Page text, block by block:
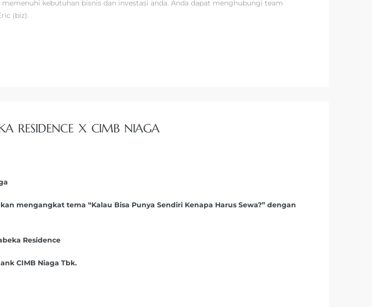
kebutuhan bisnis dan investasi anda. Anda dapat menghubungi team
(biz).
RESIDENCE X CIMB NIAGA
mengangkat tema “Kalau Bisa Punya Sendiri Kenapa Harus Sewa?” dengan
Residence
CIMB Niaga Tbk.